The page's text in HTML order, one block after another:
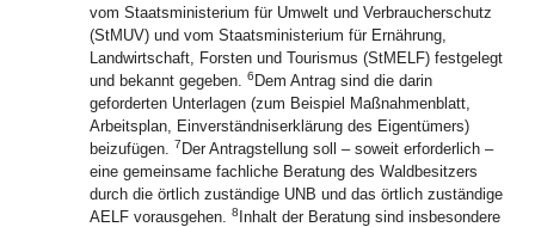
vom Staatsministerium für Umwelt und Verbraucherschutz
(StMUV) und vom Staatsministerium für Ernährung,
Landwirtschaft, Forsten und Tourismus (StMELF) festgelegt
und bekannt gegeben. 6 Dem Antrag sind die darin
geforderten Unterlagen (zum Beispiel Maßnahmenblatt,
Arbeitsplan, Einverständniserklärung des Eigentümers)
beizufügen. 7 Der Antragstellung soll – soweit erforderlich –
eine gemeinsame fachliche Beratung des Waldbesitzers
durch die örtlich zuständige UNB und das örtlich zuständige
AELF vorausgehen. 8 Inhalt der Beratung sind insbesondere